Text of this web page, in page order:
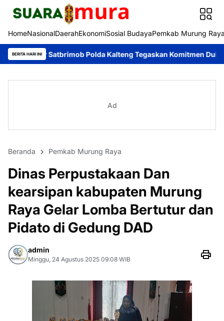
HomeNasionalDaerahEkonomiSosial BudayaPemkab Murung
BERITA HARI INIPolda Kalteng Tegaskan Komitmen Dukung
Ad
Beranda Pemkab Murung Raya
Dinas Perpustakaan Dan
kearsipan kabupaten Murung
Raya Gelar Lomba Bertutur dan
Pidato di Gedung DAD
admin
Minggu, 24 Agustus 2025 09:08 WIB